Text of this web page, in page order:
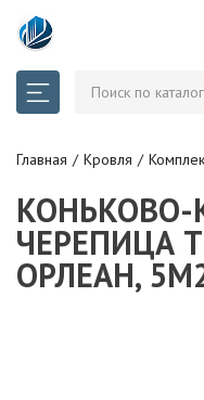
Главная Кровля
КОНЬКОВО-
ЧЕРЕПИЦА
ОРЛЕАН,